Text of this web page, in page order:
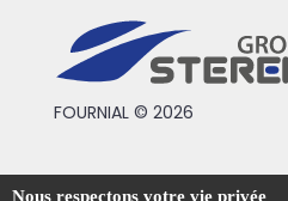
FOURNIAL © 2026
Conditions générales de
Nous respectons votre vie privée